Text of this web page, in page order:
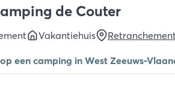
de Couter
Vakantiehuis
een camping in West Zeeuws-